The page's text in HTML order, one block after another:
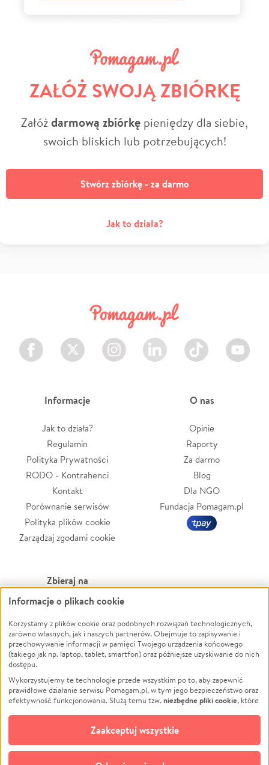
ZAŁÓŻ SWOJĄ ZBIÓRKĘ
Załóżdarmową zbiórkę pieniędzy dla siebie,
swoich bliskich lub potrzebujących!
Stwórz zbiórkę - za darmo
Jak to działa?
Facebook Twitter Instagram LinkedIn TikTok Youtube
Informacje
Jak to działa?
Regulamin
Polityka Prywatności
RODO - Kontrahenci
Kontakt
Porównanie serwisów
Polityka plików cookie
Zarządzaj zgodami cookie
O nas
Opinie
Raporty
Za darmo
Blog
Dla NGO
Fundacja Pomagam.pl
Zbieraj na
Leczenie
Zwierzęta
Pożar
Ukraina
Pomoc Finansowa
Projekty
Pogrzeb
Społeczność lokalna
Kultura
Powódź
Wichura
NGO
Edukacja
Podróż
Impreza
Ochrona środowiska
Biznes
Informacje o plikach cookie
Korzystamy z plików cookie oraz podobnych rozwiązań technologicznych,
zarówno własnych, jak i naszych partnerów. Obejmuje to zapisywanie i
przechowywanie informacji w pamięci Twojego urządzenia końcowego
(takiego jak np. laptop, tablet, smartfon) oraz późniejsze uzyskiwanie do nich
dostępu.
Wykorzystujemy te technologie przede wszystkim po to, aby zapewnić
prawidłowe działanie serwisu Pomagam.pl, w tym jego bezpieczeństwo oraz
efektywność funkcjonowania. Służą temu tzw.niezbędne pliki cookie, które
opcjonalnych plików cookie
technologii do celów analitycznych i retargetingowych. Możesz wyrazić
zgodę na ich stosowanie lub jej odmówić. W dowolnym momencie masz
możliwość zmiany swoich preferencji na stronie „Zarządzaj zgodami cookie”,
Zaakceptuj wszystkie